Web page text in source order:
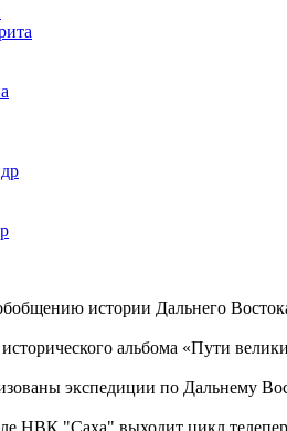
истории Дальнего
альбома «Пути
экспедиции по Дальнему
НВК "Саха" выходит цикл